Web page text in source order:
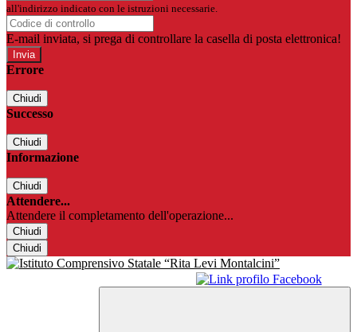
all'indirizzo indicato con le istruzioni necessarie.
E-mail inviata, si prega di controllare la casella di posta elettronica!
Errore
Chiudi
Successo
Chiudi
Informazione
Chiudi
Attendere...
Attendere il completamento dell'operazione...
Chiudi
Chiudi